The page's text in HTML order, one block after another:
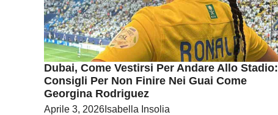
Dubai, Come Vestirsi Per Andare Allo Stadio:
Consigli Per Non Finire Nei Guai Come
Georgina Rodriguez
Aprile 3, 2026 Isabella Insolia